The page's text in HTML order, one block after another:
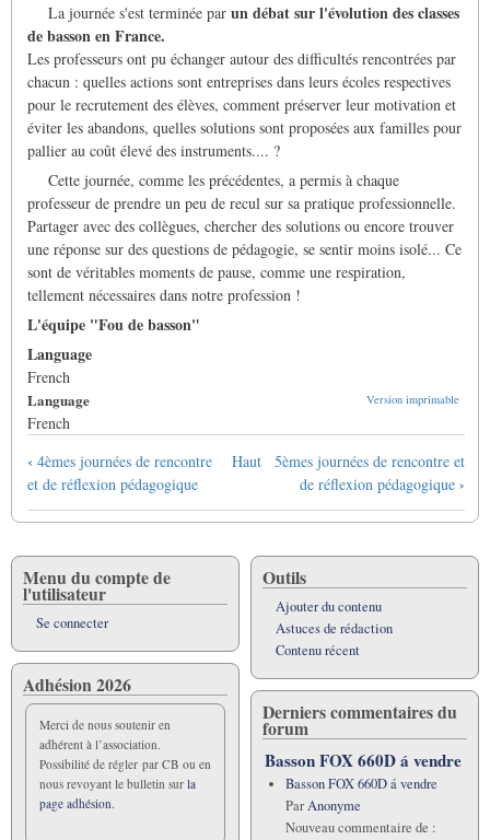
La journée s'est terminée par un débat sur l'évolution des classes
de basson en France.
Les professeurs ont pu échanger autour des difficultés rencontrées par
chacun : quelles actions sont entreprises dans leurs écoles respectives
pour le recrutement des élèves, comment préserver leur motivation et
éviter les abandons, quelles solutions sont proposées aux familles pour
pallier au coût élevé des instruments.... ?
Cette journée, comme les précédentes, a permis à chaque
professeur de prendre un peu de recul sur sa pratique professionnelle.
Partager avec des collègues, chercher des solutions ou encore trouver
une réponse sur des questions de pédagogie, se sentir moins isolé... Ce
sont de véritables moments de pause, comme une respiration,
tellement nécessaires dans notre profession !
L'équipe "Fou de basson"
Language
French
Version imprimable
Language
French
Liens
transversaux
de
livre
pour
Compte-
rendu
de
la
4ème
journée
de
rencontre
et
de
réflexion
‹ 4èmes journées de rencontre
et de réflexion pédagogique
Haut
5èmes journées de rencontre et
de réflexion pédagogique ›
Menu du compte de
l'utilisateur
Se connecter
Adhésion 2026
Merci de nous soutenir en
adhérent à l’association.
Possibilité de régler par CB ou en
nous revoyant le bulletin sur la
page adhésion.
Outils
Ajouter du contenu
Astuces de rédaction
Contenu récent
Derniers commentaires du
forum
Basson FOX 660D á vendre
Basson FOX 660D á vendre
ParAnonyme
Nouveau commentaire de :